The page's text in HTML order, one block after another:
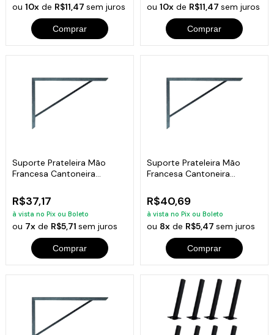
ou10x de R$11,47sem juros
Comprar
ou 10xde R$11,47 sem juros
Comprar
Suporte Prateleira Mão
Francesa Cantoneira
R$37,17
à vista no Pix ou Boleto
ou 7x de R$5,71sem juros
Comprar
Suporte Prateleira Mão
Francesa Cantoneira
R$40,69
à vista no Pix ou Boleto
ou 8xde R$5,47 sem juros
Comprar